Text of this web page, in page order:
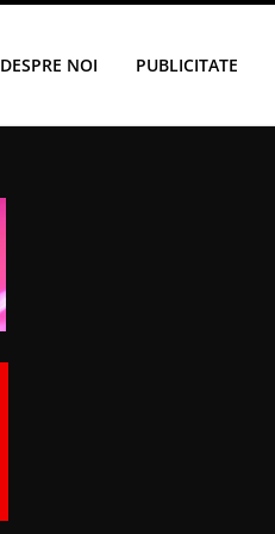
DESPRE NOI PUBLICITATE